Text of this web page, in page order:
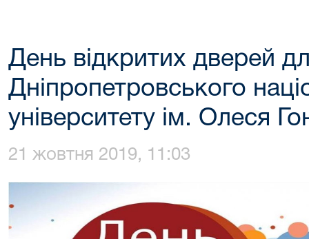
День відкритих дверей
Дніпропетровського
університету ім. Олеся
21 жовтня 2019, 11:03